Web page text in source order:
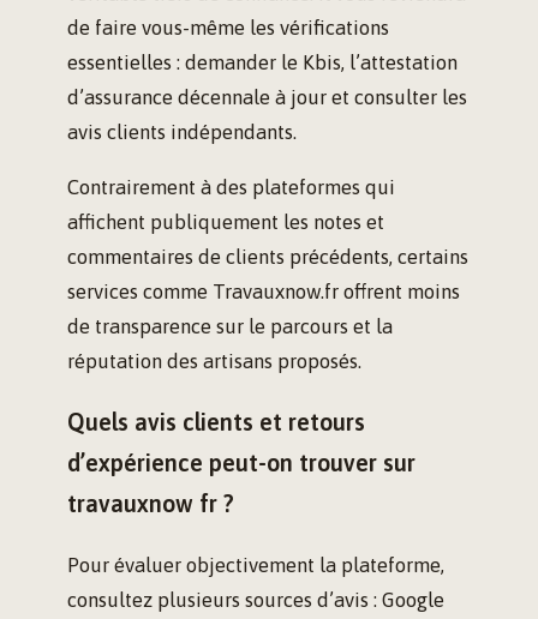
de faire vous-même les vérifications
essentielles : demander le Kbis, l’attestation
d’assurance décennale à jour et consulter les
avis clients indépendants.
Contrairement à des plateformes qui
affichent publiquement les notes et
commentaires de clients précédents, certains
services comme Travauxnow.fr offrent moins
de transparence sur le parcours et la
réputation des artisans proposés.
Quels avis clients et retours
d’expérience peut-on trouver sur
travauxnow fr ?
Pour évaluer objectivement la plateforme,
consultez plusieurs sources d’avis : Google